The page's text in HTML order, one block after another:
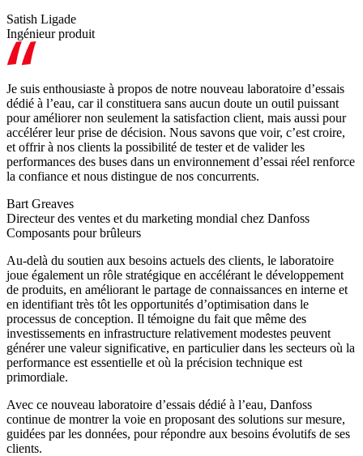
Satish Ligade
Ingénieur produit
Je suis enthousiaste à propos de notre nouveau laboratoire d’essais
dédié à l’eau, car il constituera sans aucun doute un outil puissant
pour améliorer non seulement la satisfaction client, mais aussi pour
accélérer leur prise de décision. Nous savons que voir, c’est croire,
et offrir à nos clients la possibilité de tester et de valider les
performances des buses dans un environnement d’essai réel renforce
la confiance et nous distingue de nos concurrents.
Bart Greaves
Directeur des ventes et du marketing mondial chez Danfoss
Composants pour brûleurs
Au-delà du soutien aux besoins actuels des clients, le laboratoire
joue également un rôle stratégique en accélérant le développement
de produits, en améliorant le partage de connaissances en interne et
en identifiant très tôt les opportunités d’optimisation dans le
processus de conception. Il témoigne du fait que même des
investissements en infrastructure relativement modestes peuvent
générer une valeur significative, en particulier dans les secteurs où la
performance est essentielle et où la précision technique est
primordiale.
Avec ce nouveau laboratoire d’essais dédié à l’eau, Danfoss
continue de montrer la voie en proposant des solutions sur mesure,
guidées par les données, pour répondre aux besoins évolutifs de ses
clients.